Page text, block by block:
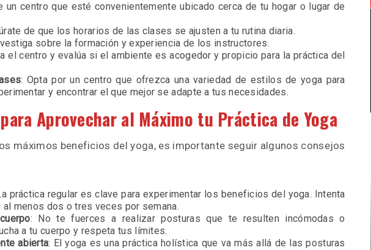
un centro que esté convenientemente ubicado cerca de tu hogar o lugar de
de que los horarios de las clases se ajusten a tu rutina diaria.
sobre la formación y experiencia de los instructores.
el centro y evalúa si el ambiente es acogedor y propicio para la práctica del
: Opta por un centro que ofrezca una variedad de estilos de yoga para
y encontrar el que mejor se adapte a tus necesidades.
Aprovechar al Máximo tu Práctica de Yoga
máximos beneficios del yoga, es importante seguir algunos consejos
práctica regular es clave para experimentar los beneficios del yoga. Intenta
menos dos o tres veces por semana.
: No te fuerces a realizar posturas que te resulten incómodas o
a tu cuerpo y respeta tus límites.
abierta: El yoga es una práctica holística que va más allá de las posturas